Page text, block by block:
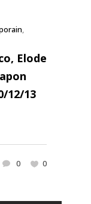
,
Elode
12/13
0 0